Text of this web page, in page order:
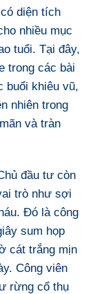
diện tích
nhiều mục
tuổi. Tại đây,
trong các bài
buổi khiêu vũ,
nhiên trong
và tràn
đầu tư còn
trò như sợi
Đó là công
sum họp
cát trắng mịn
Công viên
rừng cổ thụ